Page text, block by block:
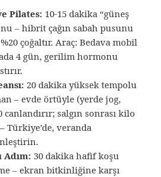
Pilates: 10-15 dakika “güneş
– hibrit çağın sabah pusunu
çoğaltır. Araç: Bedava mobil
4 gün, gerilim hormonu
20 dakika yüksek tempolu
– evde örtüyle (yerde jog,
canlandırır; salgın sonrası kilo
veranda
30 dakika hafif koşu
– ekran bitkinliğine karşı